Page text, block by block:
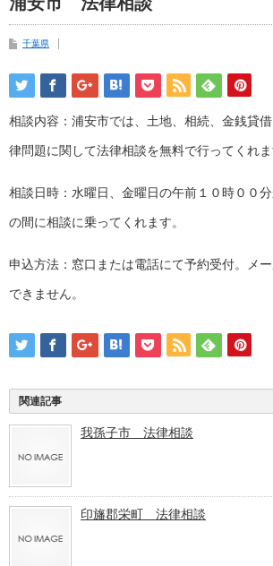
千葉県
相談内容：浦安市では、土地、相続、金銭貸
律問題に関して法律相談を無料で行ってくれま
相談日時：水曜日、金曜日の午前１０時００
の間に相談に乗ってくれます。
申込方法：窓口または電話にて予約受付。メ
できません。
関連記事
我孫子市 法律相談
印旛郡栄町 法律相談